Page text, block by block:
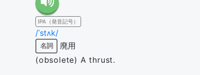
IPA（発音記号）
/ˈstʌk/
名詞
廃用
(obsolete) A thrust.